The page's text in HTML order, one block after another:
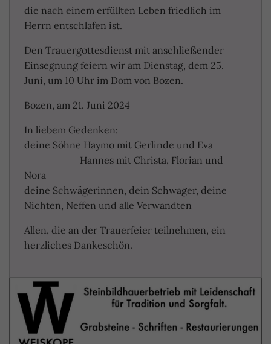
die nach einem erfüllten Leben friedlich im
Herrn entschlafen ist.
Den Trauergottesdienst mit anschließender
Einsegnung feiern wir am Dienstag, dem 25.
Juni, um 10 Uhr im Dom von Bozen.
Bozen, am 21. Juni 2024
In liebem Gedenken:
deine Söhne Haymo mit Gerlinde und Eva
Hannes mit Christa, Florian und
Nora
deine Schwägerinnen, dein Schwager, deine
Nichten, Neffen und alle Verwandten
Allen, die an der Trauerfeier teilnehmen, ein
herzliches Dankeschön.